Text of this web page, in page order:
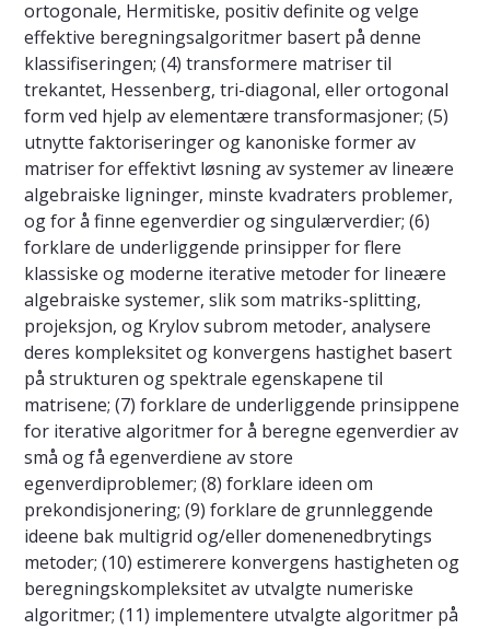
ortogonale, Hermitiske, positiv definite og velge
effektive beregningsalgoritmer basert på denne
klassifiseringen; (4) transformere matriser til
trekantet, Hessenberg, tri-diagonal, eller ortogonal
form ved hjelp av elementære transformasjoner; (5)
utnytte faktoriseringer og kanoniske former av
matriser for effektivt løsning av systemer av lineære
algebraiske ligninger, minste kvadraters problemer,
og for å finne egenverdier og singulærverdier; (6)
forklare de underliggende prinsipper for flere
klassiske og moderne iterative metoder for lineære
algebraiske systemer, slik som matriks-splitting,
projeksjon, og Krylov subrom metoder, analysere
deres kompleksitet og konvergens hastighet basert
på strukturen og spektrale egenskapene til
matrisene; (7) forklare de underliggende prinsippene
for iterative algoritmer for å beregne egenverdier av
små og få egenverdiene av store
egenverdiproblemer; (8) forklare ideen om
prekondisjonering; (9) forklare de grunnleggende
ideene bak multigrid og/eller domenenedbrytings
metoder; (10) estimerere konvergens hastigheten og
beregningskompleksitet av utvalgte numeriske
algoritmer; (11) implementere utvalgte algoritmer på